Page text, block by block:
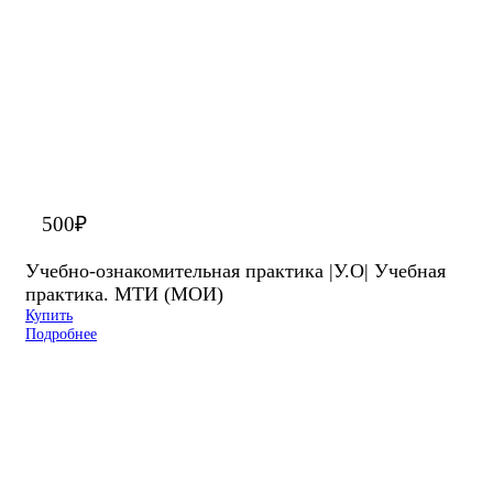
500₽
Учебно-ознакомительная практика |У.О| Учебная
практика. МТИ (МОИ)
Купить
Подробнее